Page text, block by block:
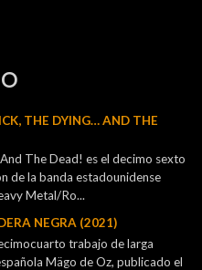
THE DYING… AND THE
The Dead! es el decimo sexto
de la banda estadounidense
Metal/Ro...
NEGRA (2021)
trabajo de larga
Mägo de Oz, publicado el